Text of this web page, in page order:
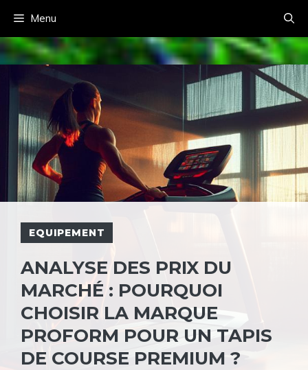
contenu
Menu
EQUIPEMENT
ANALYSE DES PRIX DU
MARCHÉ : POURQUOI
CHOISIR LA MARQUE
PROFORM POUR UN TAPIS
DE COURSE PREMIUM ?